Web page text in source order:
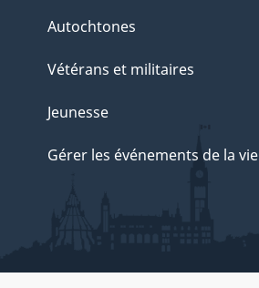
Autochtones
Vétérans et militaires
Jeunesse
Gérer les événements de la vie